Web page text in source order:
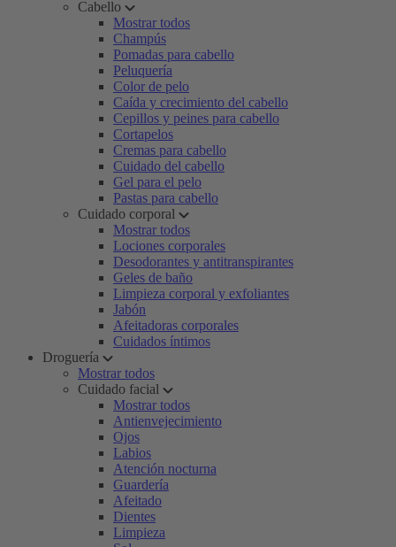
Cabello
Mostrar todos
Champús
Pomadas para cabello
Peluquería
Color de pelo
Caída y crecimiento del cabello
Cepillos y peines para cabello
Cortapelos
Cremas para cabello
Cuidado del cabello
Gel para el pelo
Pastas para cabello
Cuidado corporal
Mostrar todos
Lociones corporales
Desodorantes y antitranspirantes
Geles de baño
Limpieza corporal y exfoliantes
Jabón
Afeitadoras corporales
Cuidados íntimos
Droguería
Mostrar todos
Cuidado facial
Mostrar todos
Antienvejecimiento
Ojos
Labios
Atención nocturna
Guardería
Afeitado
Dientes
Limpieza